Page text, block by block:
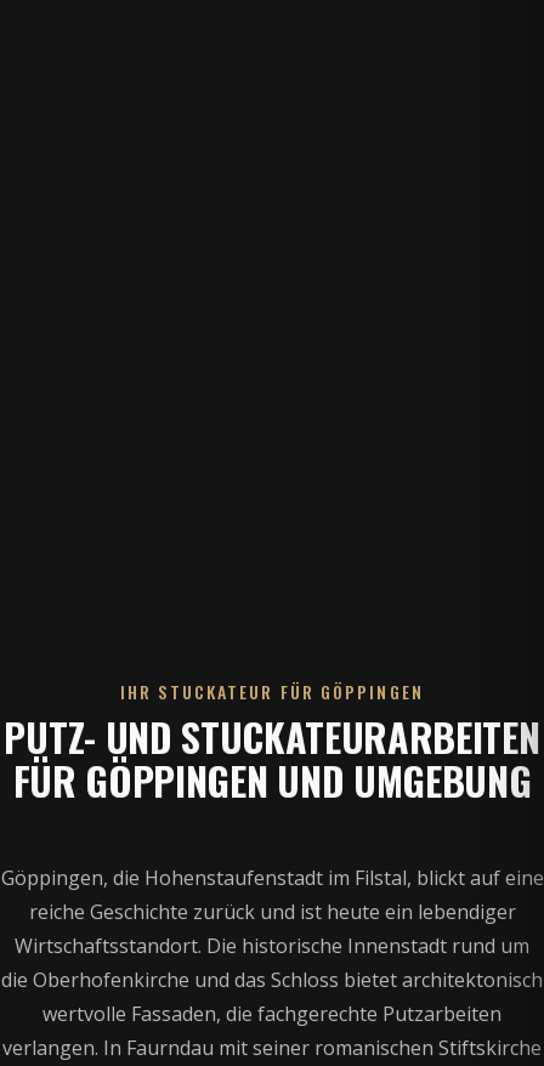
IHR STUCKATEUR FÜR GÖPPINGEN
PUTZ- UND STUCKATEURARBEITEN
FÜR GÖPPINGEN UND UMGEBUNG
Göppingen, die Hohenstaufenstadt im Filstal, blickt auf eine
reiche Geschichte zurück und ist heute ein lebendiger
Wirtschaftsstandort. Die historische Innenstadt rund um
die Oberhofenkirche und das Schloss bietet architektonisch
wertvolle Fassaden, die fachgerechte Putzarbeiten
verlangen. In Faurndau mit seiner romanischen Stiftskirche